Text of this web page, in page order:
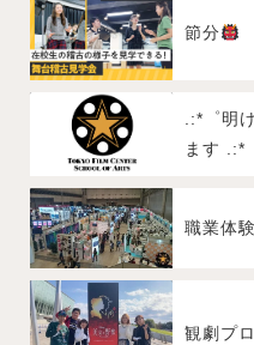
節分
.:*゜明
ます .:*
観劇プ